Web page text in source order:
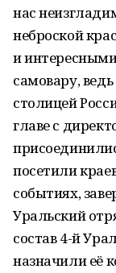
нас
неброской
и
самовару,
столицей
главе с
посетили
событиях,
Уральский
состав 4-й
назначили её